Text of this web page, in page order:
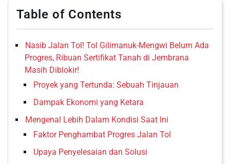
Table of Contents
Nasib Jalan Tol! Tol Gilimanuk-Mengwi Belum Ada
Progres, Ribuan Sertifikat Tanah di Jembrana
Masih Diblokir!
Proyek yang Tertunda: Sebuah Tinjauan
Dampak Ekonomi yang Ketara
Mengenal Lebih Dalam Kondisi Saat Ini
Faktor Penghambat Progres Jalan Tol
Upaya Penyelesaian dan Solusi